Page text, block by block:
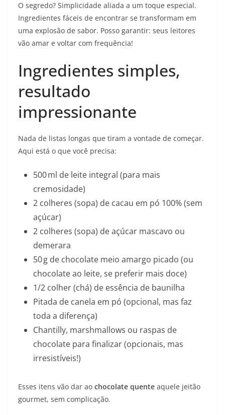
O segredo? Simplicidade aliada a um toque especial.
Ingredientes fáceis de encontrar se transformam em
uma explosão de sabor. Posso garantir: seus leitores
vão amar e voltar com frequência!
Ingredientes simples,
resultado
impressionante
Nada de listas longas que tiram a vontade de começar.
Aqui está o que você precisa:
500 ml de leite integral (para mais
cremosidade)
2 colheres (sopa) de cacau em pó 100% (sem
açúcar)
2 colheres (sopa) de açúcar mascavo ou
demerara
50 g de chocolate meio amargo picado (ou
chocolate ao leite, se preferir mais doce)
1/2 colher (chá) de essência de baunilha
Pitada de canela em pó (opcional, mas faz
toda a diferença)
Chantilly, marshmallows ou raspas de
chocolate para finalizar (opcionais, mas
irresistíveis!)
Esses itens vão dar ao chocolate quente aquele jeitão
gourmet, sem complicação.